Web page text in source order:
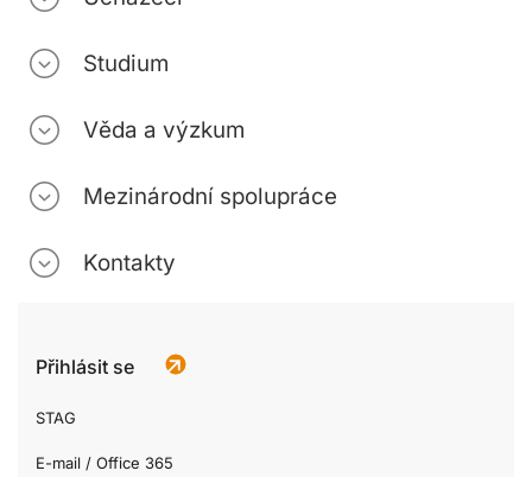
Studium
Věda a výzkum
Mezinárodní spolupráce
Kontakty
Přihlásit se
STAG
E-mail / Office 365